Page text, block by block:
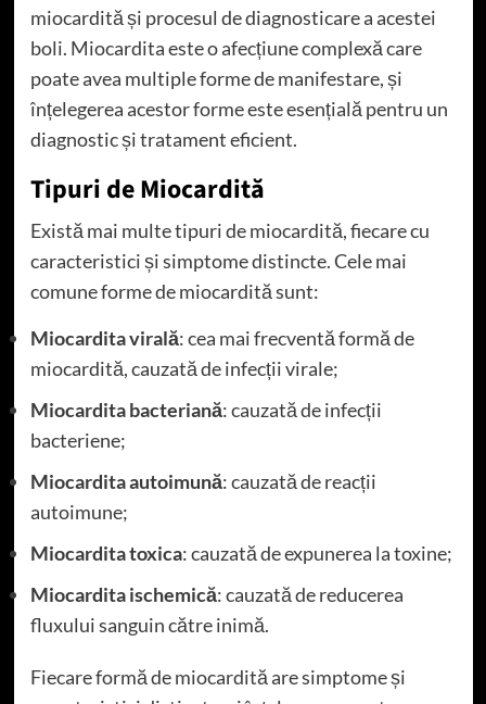
miocardită și procesul de diagnosticare a acestei
boli. Miocardita este o afecțiune complexă care
poate avea multiple forme de manifestare, și
înțelegerea acestor forme este esențială pentru un
diagnostic și tratament eficient.
Tipuri de Miocardită
Există mai multe tipuri de miocardită, fiecare cu
caracteristici și simptome distincte. Cele mai
comune forme de miocardită sunt:
Miocardita virală: cea mai frecventă formă de
miocardită, cauzată de infecții virale;
Miocardita bacteriană: cauzată de infecții
bacteriene;
Miocardita autoimună: cauzată de reacții
autoimune;
Miocardita toxica: cauzată de expunerea la toxine;
Miocardita ischemică: cauzată de reducerea
fluxului sanguin către inimă.
Fiecare formă de miocardită are simptome și